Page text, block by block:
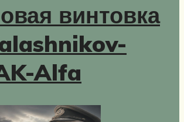
винтовка
Alfa